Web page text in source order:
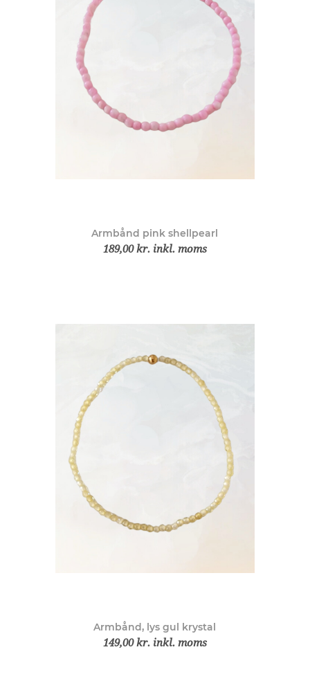
Armbånd pink shellpearl
189,00 kr. inkl. moms
Armbånd, lys gul krystal
149,00 kr. inkl. moms